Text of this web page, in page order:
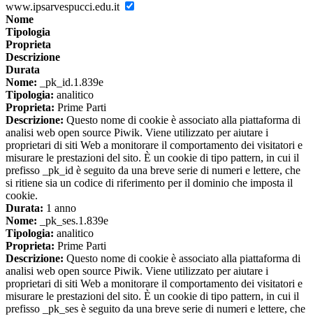
www.ipsarvespucci.edu.it
Nome
Tipologia
Proprieta
Descrizione
Durata
Nome: _pk_id.1.839e
Tipologia: analitico
Proprieta: Prime Parti
Descrizione: Questo nome di cookie è associato alla piattaforma di
analisi web open source Piwik. Viene utilizzato per aiutare i
proprietari di siti Web a monitorare il comportamento dei visitatori e
misurare le prestazioni del sito. È un cookie di tipo pattern, in cui il
prefisso _pk_id è seguito da una breve serie di numeri e lettere, che
si ritiene sia un codice di riferimento per il dominio che imposta il
cookie.
Durata: 1 anno
Nome: _pk_ses.1.839e
Tipologia: analitico
Proprieta: Prime Parti
Descrizione: Questo nome di cookie è associato alla piattaforma di
analisi web open source Piwik. Viene utilizzato per aiutare i
proprietari di siti Web a monitorare il comportamento dei visitatori e
misurare le prestazioni del sito. È un cookie di tipo pattern, in cui il
prefisso _pk_ses è seguito da una breve serie di numeri e lettere, che